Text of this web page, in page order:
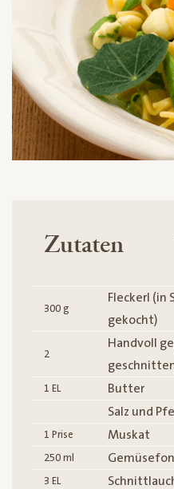
Zutaten
300 g
Fleckerl (in
gekocht)
2
Handvoll
1 EL
Butter
Salz und
1 Prise Muskat
250 ml
3 EL